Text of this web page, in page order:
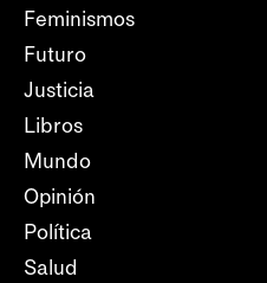
Feminismos
Futuro
Justicia
Libros
Mundo
Opinión
Política
Salud